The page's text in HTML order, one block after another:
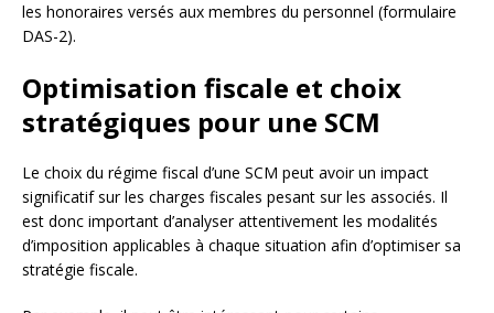
les honoraires versés aux membres du personnel (formulaire
DAS-2).
Optimisation fiscale et choix
stratégiques pour une SCM
Le choix du régime fiscal d’une SCM peut avoir un impact
significatif sur les charges fiscales pesant sur les associés. Il
est donc important d’analyser attentivement les modalités
d’imposition applicables à chaque situation afin d’optimiser sa
stratégie fiscale.